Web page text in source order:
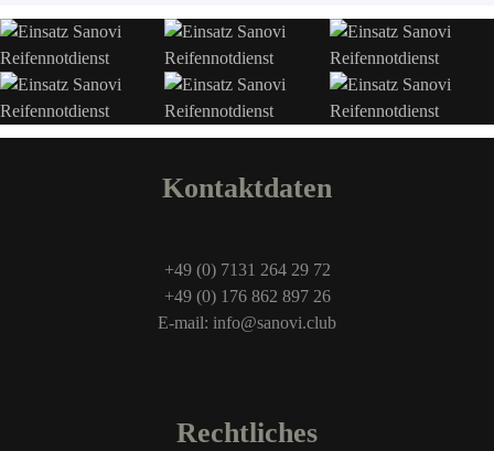
Kontaktdaten
+49 (0) 7131 264 29 72
+49 (0) 176 862 897 26
E-mail: info@sanovi.club
Rechtliches